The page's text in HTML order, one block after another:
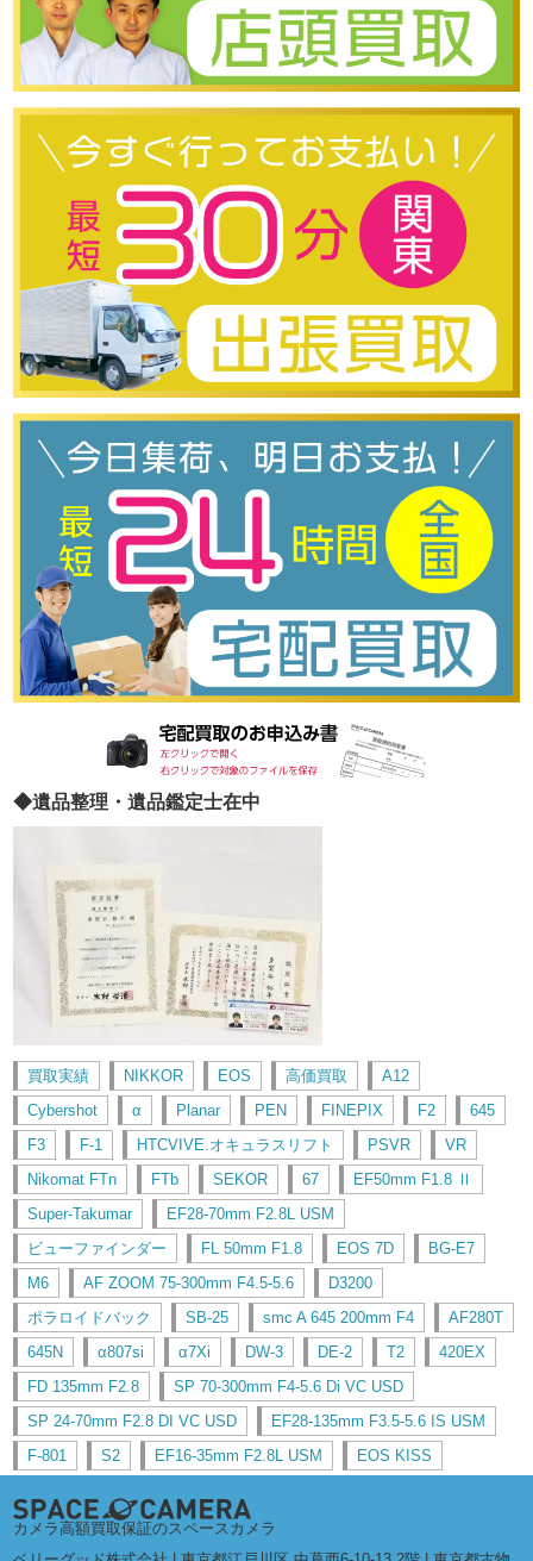
◆遺品整理・遺品鑑定士在中
買取実績 NIKKOR EOS 高価買取
A12
Cybershot
α Planar PEN FINEPIX F2
645
F3
F-1 HTCVIVE.オキュラスリフト PSVR
VR
Nikomat FTn
FTb SEKOR 67
EF50mm F1.8 Ⅱ
Super-Takumar
EF28-70mm F2.8L USM
ビューファインダー
FL 50mm F1.8 EOS 7D
BG-E7
M6
AF ZOOM 75-300mm F4.5-5.6
D3200
ポラロイドバック
SB-25 smc A 645 200mm F4
AF280T
645N
α807si α7Xi DW-3 DE-2 T2
420EX
FD 135mm F2.8
SP 70-300mm F4-5.6 Di VC USD
SP 24-70mm F2.8 DI VC USD
EF28-135mm F3.5-5.6 IS USM
F-801
S2 EF16-35mm F2.8L USM EOS KISS
カメラ高額買取保証のスペースカメラ